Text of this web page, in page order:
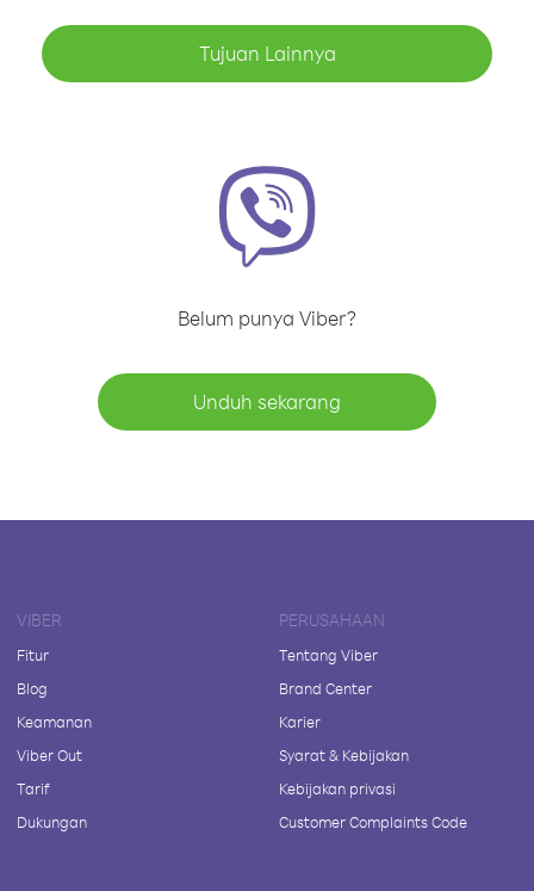
Tujuan Lainnya
Belum punya Viber?
Unduh sekarang
VIBER
Fitur
Blog
Keamanan
Viber Out
Tarif
Dukungan
PERUSAHAAN
Tentang Viber
Brand Center
Karier
Syarat & Kebijakan
Kebijakan privasi
Customer Complaints Code